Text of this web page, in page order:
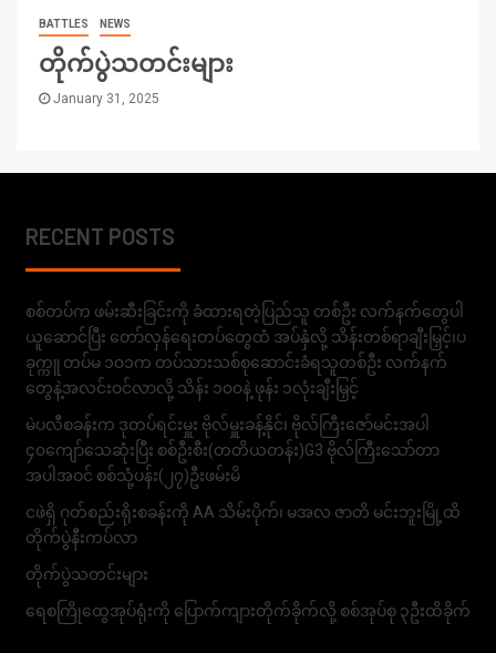
BATTLES NEWS
တိုက်ပွဲသတင်းများ
January 31, 2025
RECENT POSTS
စစ်တပ်က ဖမ်းဆီးခြင်းကို ခံထားရတဲ့ပြည်သူ တစ်ဦး လက်နက်တွေပါ
ယူဆောင်ပြီး တော်လှန်ရေးတပ်တွေထံ အပ်နှံလို့ သိန်းတစ်ရာချီးမြှင့်၊ပ
ခုက္ကူ တပ်မ ၁၀၁က တပ်သားသစ်စုဆောင်းခံရသူတစ်ဦး လက်နက်
တွေနဲ့အလင်းဝင်လာလို့ သိန်း ၁၀၀နဲ့ ဖုန်း ၁လုံးချီးမြှင့်
မဲပလီစခန်းက ဒုတပ်ရင်းမှူး ဗိုလ်မှူးခန့်နိုင်၊ ဗိုလ်ကြီးဇော်မင်းအပါ
၄၀ကျော်သေဆုံးပြီး စစ်ဦးစီး(တတိယတန်း)G3 ဗိုလ်ကြီးသော်တာ
အပါအဝင် စစ်သုံ့ပန်း(၂၇)ဦးဖမ်းမိ
ငဖဲရှိ ဂုတ်စည်းရိုးစခန်းကို AA သိမ်းပိုက်၊ မအလ ဇာတိ မင်းဘူးမြို့ထိ
တိုက်ပွဲနီးကပ်လာ
တိုက်ပွဲသတင်းများ
ရေစကြိုထွေအုပ်ရုံးကို ပြောက်ကျားတိုက်ခိုက်လို့ စစ်အုပ်စု ၃ဦးထိခိုက်